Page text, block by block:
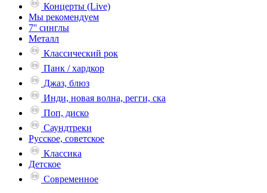
Концерты (Live)
Мы рекомендуем
7'' синглы
Металл
Классический рок
Панк / хардкор
Джаз, блюз
Инди, новая волна, регги, ска
Поп, диско
Саундтреки
Русское, советское
Классика
Детское
Современное